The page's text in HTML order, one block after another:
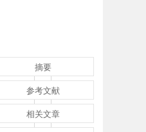
摘要
参考文献
相关文章